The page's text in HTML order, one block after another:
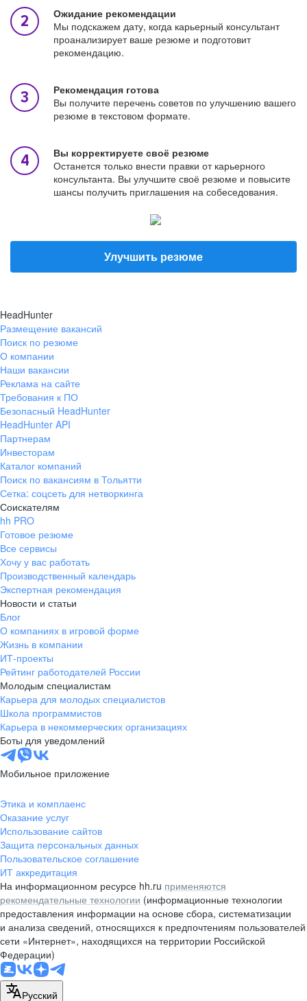
Ожидание рекомендации
Мы подскажем дату, когда карьерный консультант
проанализирует ваше резюме и подготовит
рекомендацию.
Рекомендация готова
Вы получите перечень советов по улучшению вашего
резюме в текстовом формате.
Вы корректируете своё резюме
Останется только внести правки от карьерного
консультанта. Вы улучшите своё резюме и повысите
шансы получить приглашения на собеседования.
Улучшить резюме
HeadHunter
Размещение вакансий
Поиск по резюме
О компании
Наши вакансии
Реклама на сайте
Требования к ПО
Безопасный HeadHunter
HeadHunter API
Партнерам
Инвесторам
Каталог компаний
Поиск по вакансиям в Тольятти
Сетка: соцсеть для нетворкинга
Соискателям
hh PRO
Готовое резюме
Все сервисы
Хочу у вас работать
Производственный календарь
Экспертная рекомендация
Новости и статьи
Блог
О компаниях в игровой форме
Жизнь в компании
ИТ-проекты
Рейтинг работодателей России
Молодым специалистам
Карьера для молодых специалистов
Школа программистов
Карьера в некоммерческих организациях
Боты для уведомлений
Мобильное приложение
Этика и комплаенс
Оказание услуг
Использование сайтов
Защита персональных данных
Пользовательское соглашение
ИТ аккредитация
На информационном ресурсе hh.ru применяются
рекомендательные технологии (информационные технологии
предоставления информации на основе сбора, систематизации
и анализа сведений, относящихся к предпочтениям пользователей
сети «Интернет», находящихся на территории Российской
Федерации)
Русский